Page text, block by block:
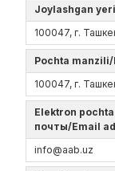
Joylashgan
100047, г.
Pochta
100047, г.
Elektron
почты/Email
info@aab.uz